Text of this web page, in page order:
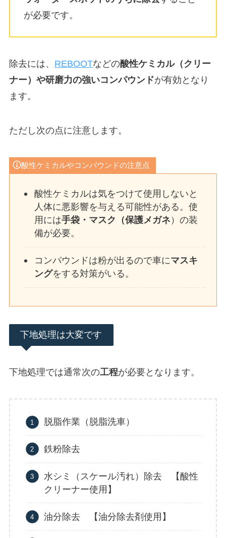
が必要です。
除去には、 REBOOTなどの酸性ケミカル（クリー
ナー）や研磨力の強いコンパウンドが有効となり
ます。
ただし次の点に注意します。
酸性ケミカルやコンパウンドの注意点
酸性ケミカルは気をつけて使用しないと
人体に悪影響を与える可能性がある。使
用には手袋・マスク（保護メガネ ）の装
備が必要。
コンパウンドは粉が出るので車にマスキ
ングをする対策がいる。
下地処理は大変です
下地処理では通常次の工程が必要となります。
脱脂作業（脱脂洗車）
鉄粉除去
水シミ（スケール汚れ）除去 【酸性
クリーナー使用】
油分除去 【油分除去剤使用】